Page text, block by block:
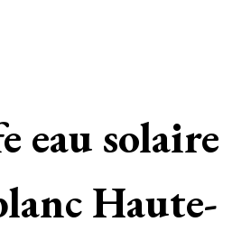
eau solaire
Haute-